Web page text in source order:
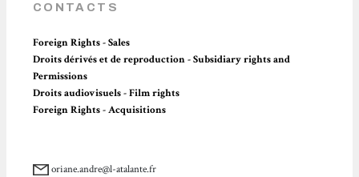
CONTACTS
Foreign Rights - Sales
Droits dérivés et de reproduction - Subsidiary rights and
Permissions
Droits audiovisuels - Film rights
Foreign Rights - Acquisitions
oriane.andre@l-atalante.fr